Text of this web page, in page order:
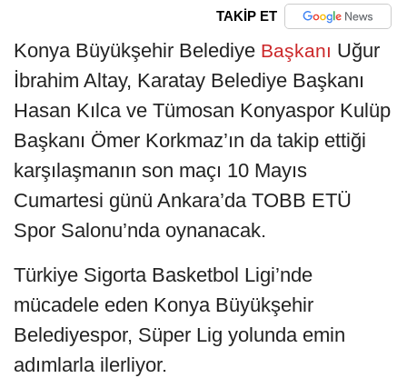
TAKİP ET
Konya Büyükşehir Belediye Başkanı Uğur
İbrahim Altay, Karatay Belediye Başkanı
Hasan Kılca ve Tümosan Konyaspor Kulüp
Başkanı Ömer Korkmaz’ın da takip ettiği
karşılaşmanın son maçı 10 Mayıs
Cumartesi günü Ankara’da TOBB ETÜ
Spor Salonu’nda oynanacak.
Türkiye Sigorta Basketbol Ligi’nde
mücadele eden Konya Büyükşehir
Belediyespor, Süper Lig yolunda emin
adımlarla ilerliyor.